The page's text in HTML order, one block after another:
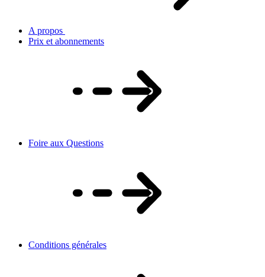
A propos
Prix et abonnements
Foire aux Questions
Conditions générales